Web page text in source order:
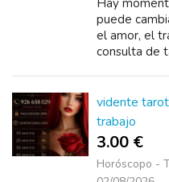
Hay
puede
el amor, el
consulta de
vidente
trabajo
3.00 €
Horóscopo -